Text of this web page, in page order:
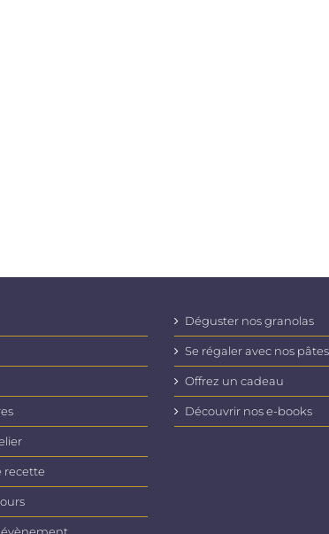
recette
Déguster nos granolas
Se régaler avec nos
Offrez un cadeau
Découvrir nos e-books